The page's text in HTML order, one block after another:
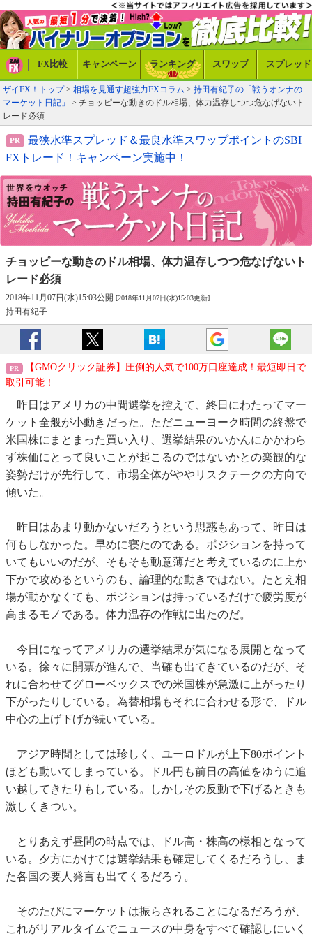
FX比較 キャンペーン ランキング スワップ スプレッド
ザイFX！トップ> 相場を見通す超強力FXコラム > 持田有紀子の「戦うオンナの
マーケット日記」
> チョッピーな動きのドル相場、体力温存しつつ危なげないト
レード必須
最狭水準スプレッド＆最良水準スワップポイントのSBI
FXトレード！キャンペーン実施中！
チョッピーな動きのドル相場、 体力温存しつつ危なげないト
レード必須
2018年11月07日(水)15:03公開 [2018年11月07日(水)15:03更新]
持田有紀子
【GMOクリック証券】圧倒的人気で100万口座達成！最短即日で
取引可能！
昨日はアメリカの中間選挙を控えて、終日にわたってマー
ケット全般が小動きだった。ただニューヨーク時間の終盤で
米国株にまとまった買い入り、選挙結果のいかんにかかわら
ず株価にとって良いことが起こるのではないかとの楽観的な
姿勢だけが先行して、市場全体がややリスクテークの方向で
傾いた。
昨日はあまり動かないだろうという思惑もあって、昨日は
何もしなかった。早めに寝たのである。ポジションを持って
いてもいいのだが、そもそも動意薄だと考えているのに上か
下かで攻めるというのも、論理的な動きではない。たとえ相
場が動かなくても、ポジションは持っているだけで疲労度が
高まるモノである。体力温存の作戦に出たのだ。
今日になってアメリカの選挙結果が気になる展開となって
いる。徐々に開票が進んで、当確も出てきているのだが、そ
れに合わせてグローベックスでの米国株が急激に上がったり
下がったりしている。為替相場もそれに合わせる形で、ドル
中心の上げ下げが続いている。
アジア時間としては珍しく、ユーロドルが上下80ポイント
ほども動いてしまっている。ドル円も前日の高値をゆうに追
い越してきたりもしている。しかしその反動で下げるときも
激しくきつい。
とりあえず昼間の時点では、ドル高・株高の様相となって
いる。夕方にかけては選挙結果も確定してくるだろうし、ま
た各国の要人発言も出てくるだろう。
そのたびにマーケットは振らされることになるだろうが、
これがリアルタイムでニュースの中身をすべて確認しにいく